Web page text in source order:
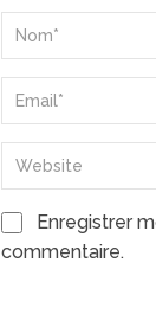
Enregistrer
commentaire.